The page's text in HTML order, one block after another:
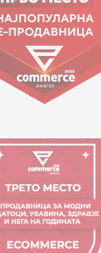
Работно време:
09:00 до 17:00